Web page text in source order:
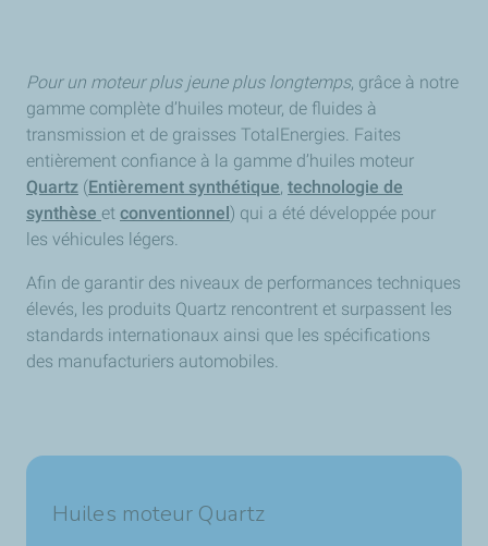
Pour un moteur plus jeune plus longtemps, grâce à notre
gamme complète d’huiles moteur, de fluides à
transmission et de graisses TotalEnergies. Faites
entièrement confiance à la gamme d’huiles moteur
Quartz (Entièrement synthétique, technologie de
synthèse et conventionnel) qui a été développée pour
les véhicules légers.
Afin de garantir des niveaux de performances techniques
élevés, les produits Quartz rencontrent et surpassent les
standards internationaux ainsi que les spécifications
des manufacturiers automobiles.
Huiles moteur Quartz